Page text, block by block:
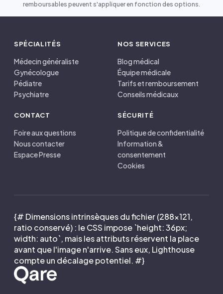
remboursables peuvent s'appliquer en fonction des options.
SPÉCIALITÉS
Médecin généraliste
Gynécologue
Pédiatre
Psychiatre
NOS SERVICES
Blog médical
Équipe médicale
Tarifs et remboursement
Conseils médicaux
CONTACT
Foire aux questions
Nous contacter
Espace Presse
SÉCURITÉ
Politique de confidentialité
Information &
consentement
Cookies
{# Dimensions intrinsèques du fichier (288×121,
ratio conservé) : le CSS impose `height: 36px;
width: auto`, mais les attributs réservent la place
avant que l'image n'arrive. Sans eux, Lighthouse
compte un décalage potentiel. #}